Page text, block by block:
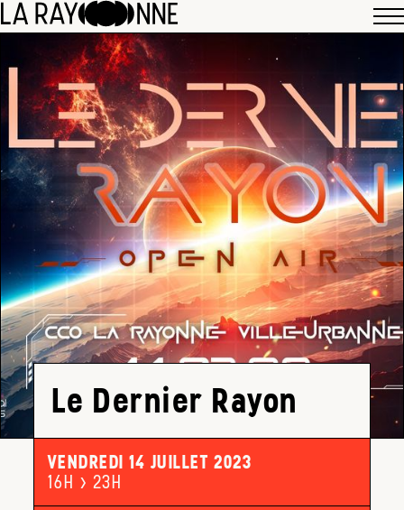
Le Dernier Rayon
VENDREDI 14 JUILLET 2023
16H > 23H